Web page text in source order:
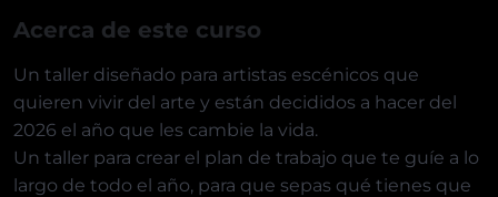
Acerca de este curso
Un taller diseñado para artistas escénicos que
quieren vivir del arte y están decididos a hacer del
2026 el año que les cambie la vida.
Un taller para crear el plan de trabajo que te guíe a lo
largo de todo el año, para que sepas qué tienes que